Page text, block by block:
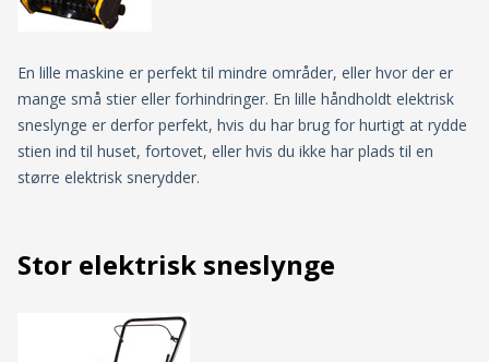
En lille maskine er perfekt til mindre områder, eller hvor der er
mange små stier eller forhindringer. En lille håndholdt elektrisk
sneslynge er derfor perfekt, hvis du har brug for hurtigt at rydde
stien ind til huset, fortovet, eller hvis du ikke har plads til en
større elektrisk snerydder.
Stor elektrisk sneslynge